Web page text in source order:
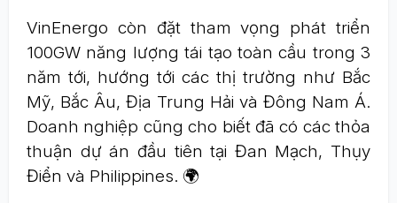
VinEnergo còn đặt tham vọng phát triển
100GW năng lượng tái tạo toàn cầu trong 3
năm tới, hướng tới các thị trường như Bắc
Mỹ, Bắc Âu, Địa Trung Hải và Đông Nam Á.
Doanh nghiệp cũng cho biết đã có các thỏa
thuận dự án đầu tiên tại Đan Mạch, Thụy
Điển và Philippines. 🌍